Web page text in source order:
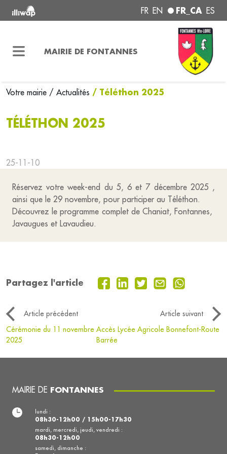
FR EN FR_CA ES
MAIRIE DE FONTANNES
Votre mairie / Actualités / Téléthon 2025
TÉLÉTHON 2025
25-11-10
Réservez votre week-end du 5, 6 et 7 décembre 2025 ,
ainsi que le 29 novembre, pour participer au Téléthon.
Découvrez le programme complet de Chaniat, Fontannes,
Javaugues et Lavaudieu.
Partagez l'article
Article précédent
Article suivant
Cérémonie du 11 novembre
2025
Accès Lycée Agricole Bonnefont-Route
Barrée
MAIRIE DE FONTANNES
lundi :
08h30-12h00 / 15h00-17h30
mardi, mercredi, jeudi, vendredi :
08h30-12h00
samedi, dimanche :